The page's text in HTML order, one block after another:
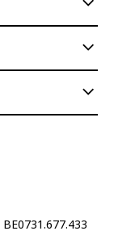
BE0731.677.433